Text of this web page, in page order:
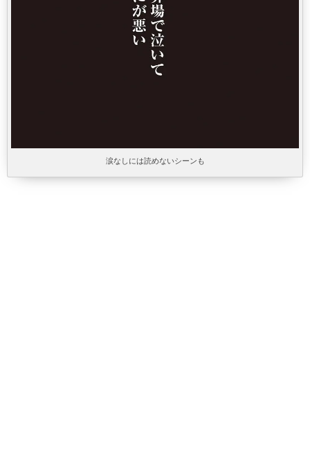
涙なしには読めないシーンも